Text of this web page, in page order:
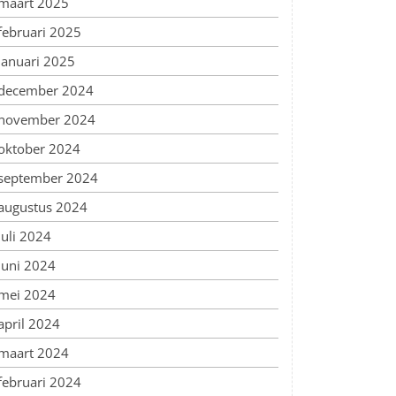
2025
2025
2024
2024
2024
2024
2024
2024
2024
2024
2024
2024
2024